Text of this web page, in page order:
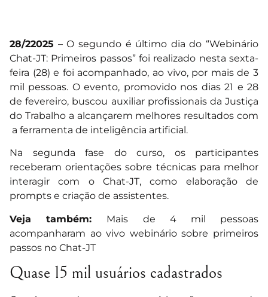
28/22025 – O segundo é último dia do “Webinário
Chat-JT: Primeiros passos” foi realizado nesta sexta-
feira (28) e foi acompanhado, ao vivo, por mais de 3
mil pessoas. O evento, promovido nos dias 21 e 28
de fevereiro, buscou auxiliar profissionais da Justiça
do Trabalho a alcançarem melhores resultados com
a ferramenta de inteligência artificial.
Na segunda fase do curso, os participantes
receberam orientações sobre técnicas para melhor
interagir com o Chat-JT, como elaboração de
prompts e criação de assistentes.
Veja também: Mais de 4 mil pessoas
acompanharam ao vivo webinário sobre primeiros
passos no Chat-JT
Quase 15 mil usuários cadastrados